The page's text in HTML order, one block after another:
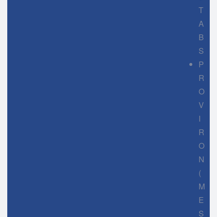
T
A
B
S
P
R
O
V
I
R
O
N
(
M
E
S